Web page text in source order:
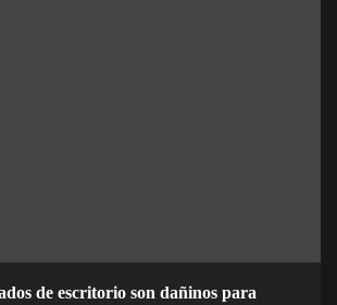
de escritorio son dañinos para